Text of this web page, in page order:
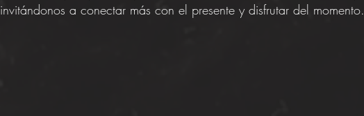
invitándonos a conectar más con el presente y disfrutar del momento.